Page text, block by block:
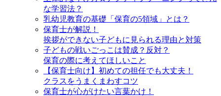
な学習法？
乳幼児教育の基礎「保育の5領域」とは？
保育士が解説！
挨拶ができない子どもに見られる理由と対策
子どもの戦いごっこは賛成？反対？
保育の際に考えてほしいこと
【保育士向け】初めての担任でも大丈夫！
クラスをうまくまわすコツ
保育士が心がけたい言葉かけ！